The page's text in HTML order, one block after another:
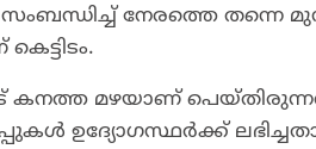
നേരത്തെ തന്നെ
കനത്ത മഴയാണ്
ഉദ്യോഗസ്ഥർക്ക്